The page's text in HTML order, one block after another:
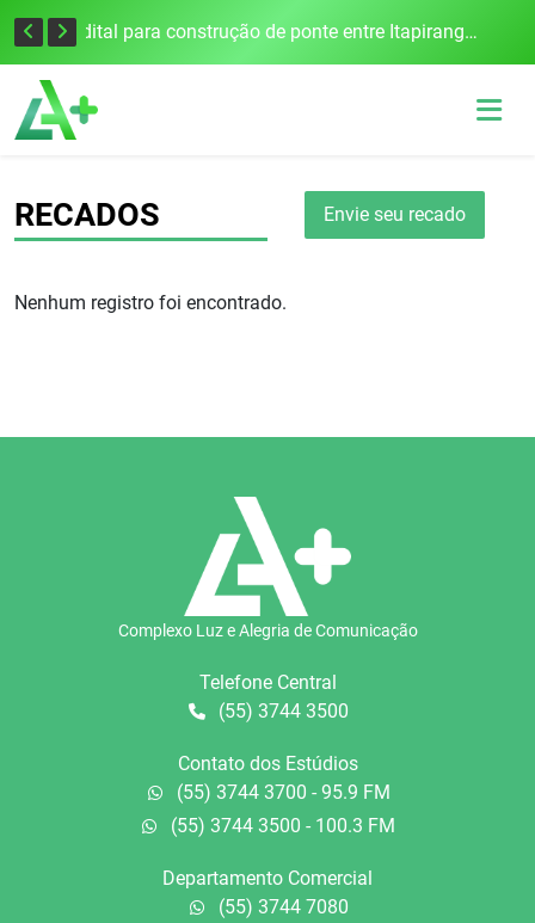
Edital para construção de ponte entre Itapiranga e Barra do Guarita deve ser lançado no segundo semestre
RECADOS Envie seu recado
Nenhum registro foi encontrado.
Complexo Luz e Alegria de Comunicação
Telefone Central
(55) 3744 3500
Contato dos Estúdios
(55) 3744 3700 - 95.9 FM
(55) 3744 3500 - 100.3 FM
Departamento Comercial
(55) 3744 7080